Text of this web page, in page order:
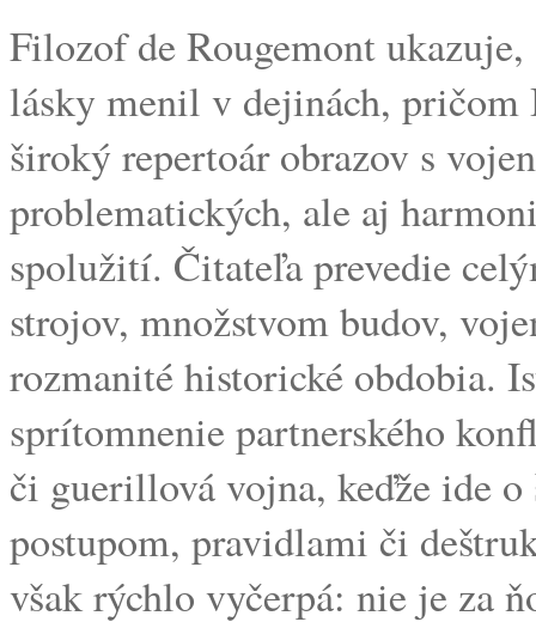
Filozof de Rougemont
lásky menil v dejinách, pričom
široký repertoár obrazov s
problematických, ale aj
spolužití. Čitateľa prevedie
strojov, množstvom budov,
rozmanité historické obdobia.
sprítomnenie partnerského
či guerillová vojna, keďže ide
postupom, pravidlami či
však rýchlo vyčerpá: nie je za